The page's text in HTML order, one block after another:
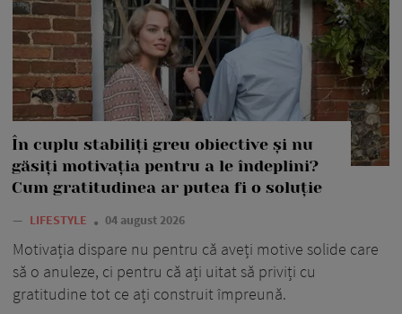
În cuplu stabiliți greu obiective și nu
găsiți motivația pentru a le îndeplini?
Cum gratitudinea ar putea fi o soluție
— LIFESTYLE 04 august 2026
Motivația dispare nu pentru că aveți motive solide care
să o anuleze, ci pentru că ați uitat să priviți cu
gratitudine tot ce ați construit împreună.